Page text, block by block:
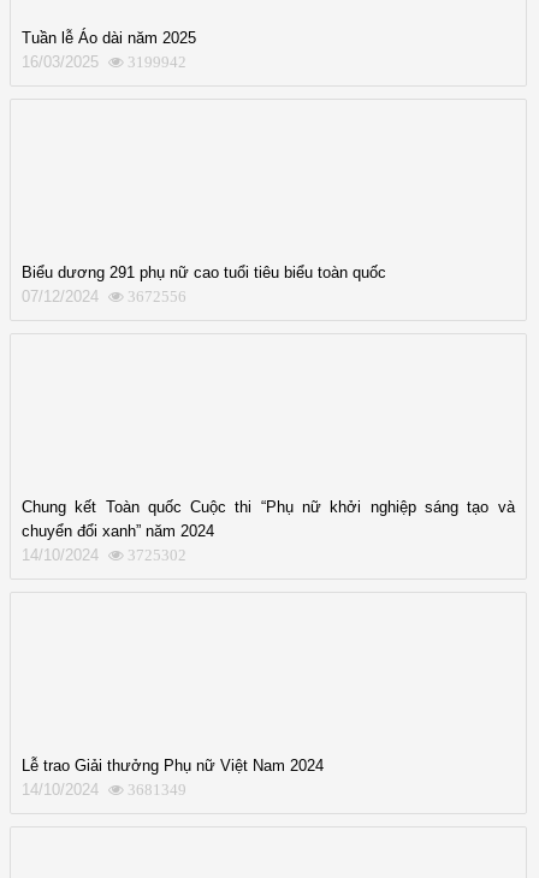
Tuần lễ Áo dài năm 2025
16/03/2025
3199942
Biểu dương 291 phụ nữ cao tuổi tiêu biểu toàn quốc
07/12/2024
3672556
Chung kết Toàn quốc Cuộc thi “Phụ nữ khởi nghiệp sáng tạo và
chuyển đổi xanh” năm 2024
14/10/2024
3725302
Lễ trao Giải thưởng Phụ nữ Việt Nam 2024
14/10/2024
3681349